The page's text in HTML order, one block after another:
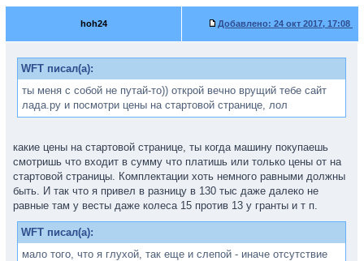
hoh24 Добавлено: 24 окт 2017, 17:08
WFT писал(а):
ты меня с собой не путай-то)) открой вечно врущий тебе сайт
лада.ру и посмотри цены на стартовой странице, лол
какие цены на стартовой странице, ты когда машину покупаешь
смотришь что входит в сумму что платишь или только цены от на
стартовой страницы. Комплектации хоть немного равными должны
быть. И так что я привел в разницу в 130 тыс даже далеко не
равные там у весты даже колеса 15 против 13 у гранты и т п.
WFT писал(а):
мало того, что я глухой, так еще и слепой - иначе отсутствие